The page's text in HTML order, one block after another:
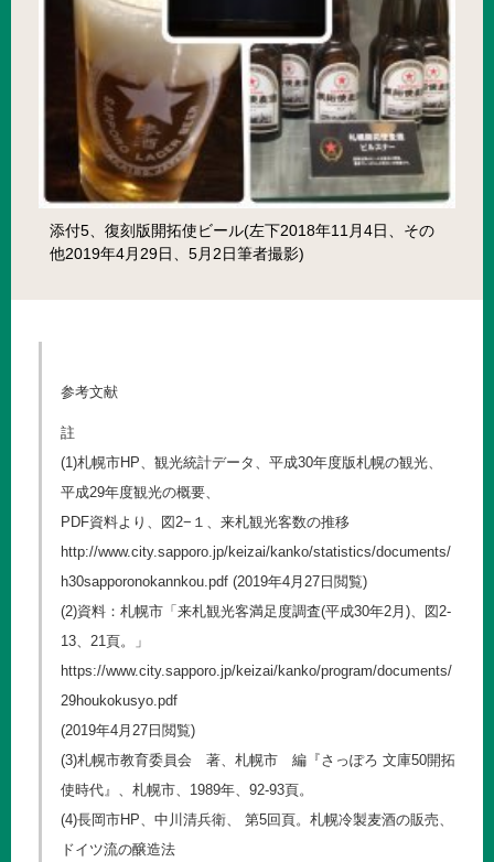
添付5、復刻版開拓使ビール(左下2018年11月4日、その
他2019年4月29日、5月2日筆者撮影)
参考文献
註
(1)札幌市HP、観光統計データ、平成30年度版札幌の観光、
平成29年度観光の概要、
PDF資料より、図2−１、来札観光客数の推移
http://www.city.sapporo.jp/keizai/kanko/statistics/documents/
h30sapporonokannkou.pdf (2019年4月27日閲覧)
(2)資料：札幌市「来札観光客満足度調査(平成30年2月)、図2-
13、21頁。」
https://www.city.sapporo.jp/keizai/kanko/program/documents/
29houkokusyo.pdf
(2019年4月27日閲覧)
(3)札幌市教育委員会 著、札幌市 編『さっぽろ 文庫50開拓
使時代』、札幌市、1989年、92-93頁。
(4)長岡市HP、中川清兵衛、 第5回頁。札幌冷製麦酒の販売、
ドイツ流の醸造法